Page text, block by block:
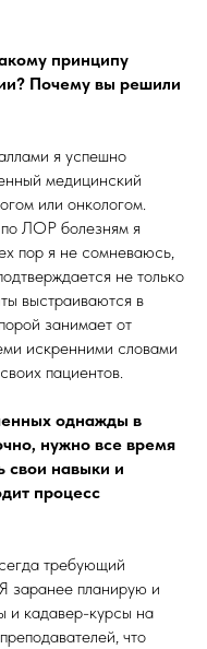
принципу
Почему вы решили
я успешно
медицинский
или онкологом.
ЛОР болезням я
пор я не сомневаюсь,
не только
выстраиваются в
занимает от
искренними словами
пациентов.
однажды в
нужно все время
свои навыки и
процесс
требующий
заранее планирую и
и кадавер-курсы на
что